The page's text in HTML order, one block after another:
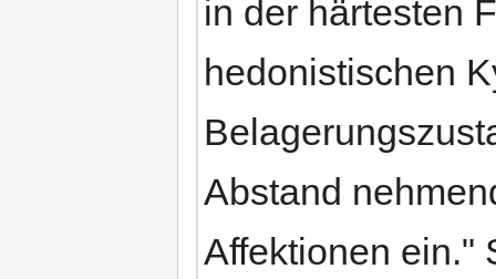
in der härtesten
hedonistischen
Abstand
Affektionen ein."